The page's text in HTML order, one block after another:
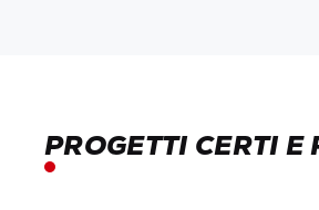
PROGETTI CERTI E